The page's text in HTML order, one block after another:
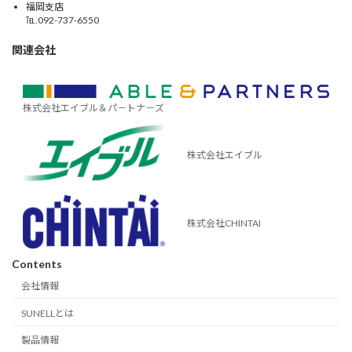
福岡支店
℡.092-737-6550
関連会社
株式会社エイブル＆パ－トナ－ズ
株式会社エイブル
株式会社CHINTAI
Contents
会社情報
SUNELLとは
製品情報